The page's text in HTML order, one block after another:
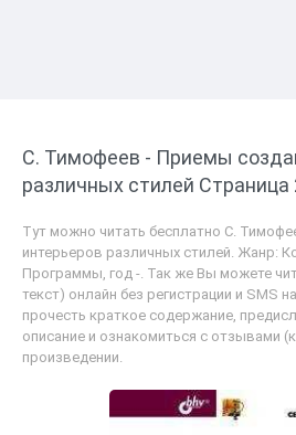
С. Тимофеев - Приемы
различных стилей Страница
Тут можно читать бесплатно С.
интерьеров различных стилей. Жанр:
Программы, год -. Так же Вы можете
текст) онлайн без регистрации и SMS
прочесть краткое содержание,
описание и ознакомиться с отзывами
произведении.